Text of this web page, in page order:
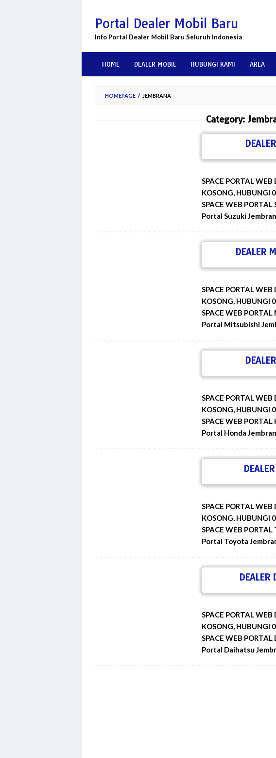
content
Portal Dealer Mobil Baru
Info Portal Dealer Mobil Baru Seluruh Indonesia
HOME DEALER MOBIL HUBUNGI KAMI AREA
HOMEPAGE / JEMBRANA
Category:
SPACE PORTAL WEB
KOSONG, HUBUNGI
SPACE WEB
Portal Suzuki
DEALER
SPACE PORTAL
KOSONG, HUBUNGI
SPACE WEB
Portal Mitsubishi
SPACE PORTAL
KOSONG, HUBUNGI
SPACE WEB
Portal Honda
SPACE PORTAL
KOSONG, HUBUNGI
SPACE WEB
Portal Toyota
DEALER
SPACE PORTAL
KOSONG, HUBUNGI
SPACE WEB
Portal Daihatsu